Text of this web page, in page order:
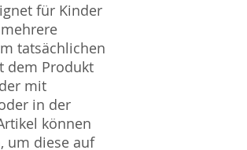
für Kinder
tatsächlichen
dem Produkt
mit
in der
können
um diese auf